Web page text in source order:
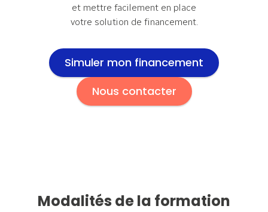
et mettre facilement en place
votre solution de financement.
Nous contacter
Simuler mon financement
Modalités de la formation